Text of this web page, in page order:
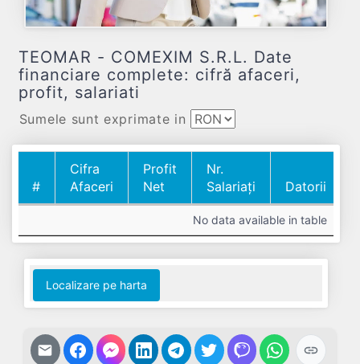
TEOMAR - COMEXIM S.R.L. Date
financiare complete: cifră afaceri,
profit, salariati
Sumele sunt exprimate in
#
Cifra
Afaceri
Profit
Net
Nr.
Salariați
Datorii
Afaceri
Net
Nr.
Salariați
Datorii
No data available in table
Localizare pe harta